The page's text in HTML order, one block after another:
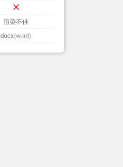
渲染不佳
docx(word)